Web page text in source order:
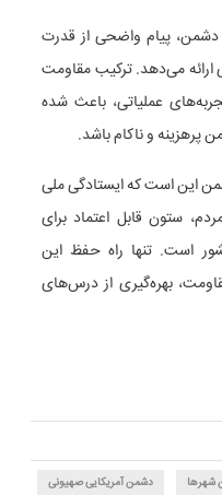
دشمن، پیام واضحی از قدرت
ارائه می‌دهد. ترکیب مقاومت
عملیاتی، باعث شده
پرهزینه و ناکام باشد.
این است که ایستادگی ملی
ستون قابل اعتماد برای
است. تنها راه حفظ این
بهره‌گیری از درس‌های
شهرها
دشمن آمریکایی صهیونی